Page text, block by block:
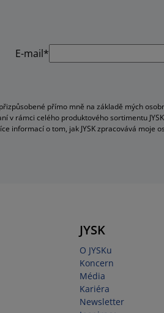
E-mail*
přímo mně na základě mých
v rámci celého produktového sortimentu
informací o tom, jak JYSK zpracovává moje
JYSK
O JYSKu
Koncern
Média
Kariéra
Newsletter